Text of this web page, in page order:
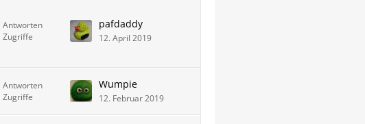
Antworten
Zugriffe
pafdaddy
12. April 2019
Antworten
Zugriffe
Wumpie
12. Februar 2019